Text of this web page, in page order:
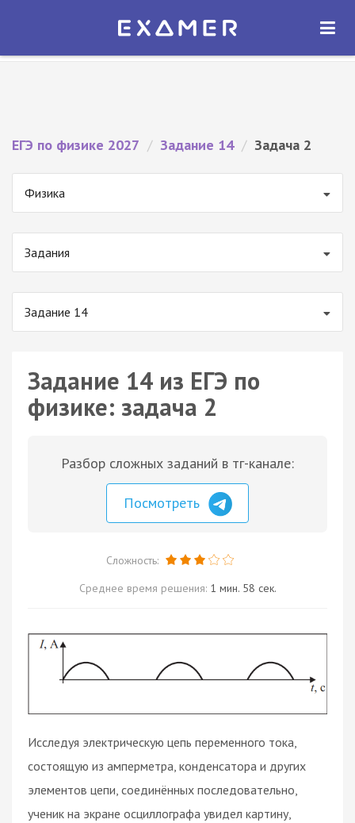
Экзамер — ЕГЭ 2027
ОТКРЫТЬ
ЕГЭ по физике 2027 / Задание 14 / Задача 2
Физика
Задания
Задание 14
Задание 14 из ЕГЭ по
физике: задача 2
Разбор сложных заданий в тг-канале:
Посмотреть
Сложность:
Среднее время решения: 1 мин. 58 сек.
Исследуя электрическую цепь переменного тока,
состоящую из амперметра, конденсатора и других
элементов цепи, соединённых последовательно,
ученик на экране осциллографа увидел картину,